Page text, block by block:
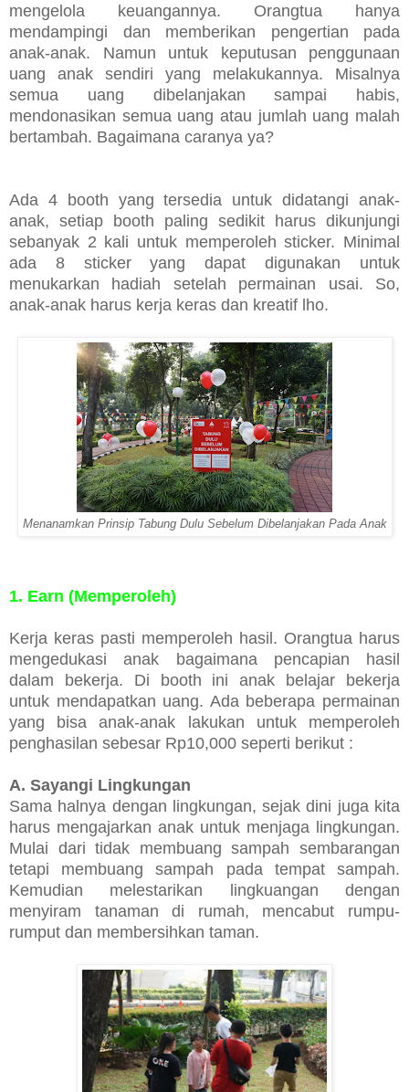
mengelola keuangannya. Orangtua hanya
mendampingi dan memberikan pengertian pada
anak-anak. Namun untuk keputusan penggunaan
uang anak sendiri yang melakukannya. Misalnya
semua uang dibelanjakan sampai habis,
mendonasikan semua uang atau jumlah uang malah
bertambah. Bagaimana caranya ya?
Ada 4 booth yang tersedia untuk didatangi anak-
anak, setiap booth paling sedikit harus dikunjungi
sebanyak 2 kali untuk memperoleh sticker. Minimal
ada 8 sticker yang dapat digunakan untuk
menukarkan hadiah setelah permainan usai. So,
anak-anak harus kerja keras dan kreatif lho.
Menanamkan Prinsip Tabung Dulu Sebelum Dibelanjakan Pada Anak
1. Earn (Memperoleh)
Kerja keras pasti memperoleh hasil. Orangtua harus
mengedukasi anak bagaimana pencapian hasil
dalam bekerja. Di booth ini anak belajar bekerja
untuk mendapatkan uang. Ada beberapa permainan
yang bisa anak-anak lakukan untuk memperoleh
penghasilan sebesar Rp10,000 seperti berikut :
A. Sayangi Lingkungan
Sama halnya dengan lingkungan, sejak dini juga kita
harus mengajarkan anak untuk menjaga lingkungan.
Mulai dari tidak membuang sampah sembarangan
tetapi membuang sampah pada tempat sampah.
Kemudian melestarikan lingkuangan dengan
menyiram tanaman di rumah, mencabut rumpu-
rumput dan membersihkan taman.